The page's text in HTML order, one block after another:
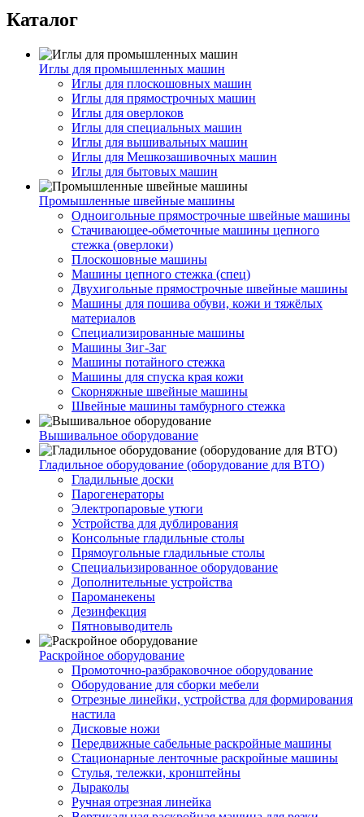
Каталог
Иглы для промышленных машин
Иглы для плоскошовных машин
Иглы для прямострочных машин
Иглы для оверлоков
Иглы для специальных машин
Иглы для вышивальных машин
Иглы для Мешкозашивочных машин
Иглы для бытовых машин
Промышленные швейные машины
Одноигольные прямострочные швейные машины
Стачивающее-обметочные машины цепного
стежка (оверлоки)
Плоскошовные машины
Машины цепного стежка (спец)
Двухигольные прямострочные швейные машины
Машины для пошива обуви, кожи и тяжёлых
материалов
Специализированные машины
Машины Зиг-Заг
Машины потайного стежка
Машины для спуска края кожи
Скорняжные швейные машины
Швейные машины тамбурного стежка
Вышивальное оборудование
Гладильное оборудование (оборудование для ВТО)
Гладильные доски
Парогенераторы
Электропаровые утюги
Устройства для дублирования
Консольные гладильные столы
Прямоугольные гладильные столы
Специальизированное оборудование
Дополнительные устройства
Пароманекены
Дезинфекция
Пятновыводитель
Раскройное оборудование
Промоточно-разбраковочное оборудование
Оборудование для сборки мебели
Отрезные линейки, устройства для формирования
настила
Дисковые ножи
Передвижные сабельные раскройные машины
Стационарные ленточные раскройные машины
Стулья, тележки, кронштейны
Дыраколы
Ручная отрезная линейка